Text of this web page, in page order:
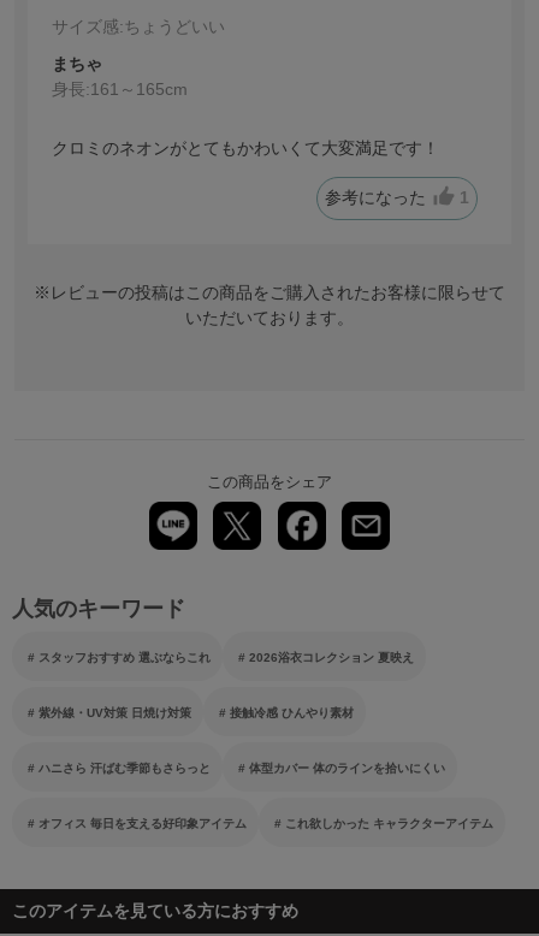
サイズ感:ちょうどいい
まちゃ
身長:161～165cm
クロミのネオンがとてもかわいくて大変満足です！
参考になった 1
※レビューの投稿はこの商品をご購入されたお客様に限らせて
いただいております。
この商品をシェア
人気のキーワード
スタッフおすすめ 選ぶならこれ 2026浴衣コレクション 夏映え
紫外線・UV対策 日焼け対策 接触冷感 ひんやり素材
ハニさら 汗ばむ季節もさらっと 体型カバー 体のラインを拾いにくい
オフィス 毎日を支える好印象アイテム これ欲しかった キャラクターアイテム
このアイテムを見ている方におすすめ